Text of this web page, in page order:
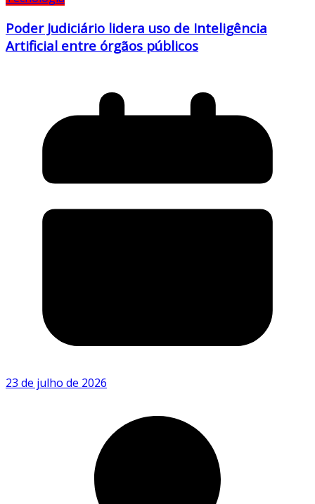
Poder Judiciário lidera uso de Inteligência
Artificial entre órgãos públicos
23 de julho de 2026